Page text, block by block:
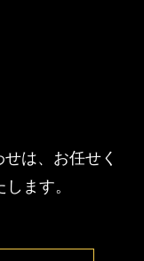
は、お任せく
ます。